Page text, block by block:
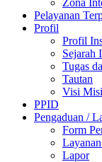
Pelayanan
Profil
Profil
Sejarah
Tugas
Tautan
Visi Misi
PPID
Pengaduan /
Form
Lapor